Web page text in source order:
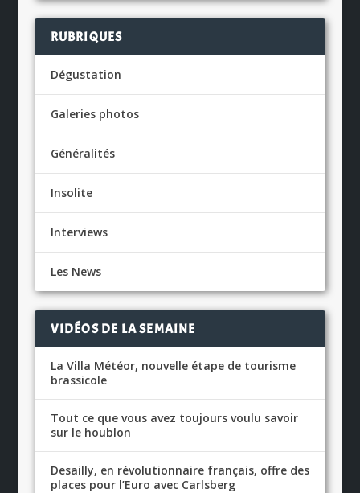
RUBRIQUES
Dégustation
Galeries photos
Généralités
Insolite
Interviews
Les News
VIDÉOS DE LA SEMAINE
La Villa Météor, nouvelle étape de tourisme
brassicole
Tout ce que vous avez toujours voulu savoir
sur le houblon
Desailly, en révolutionnaire français, offre des
places pour l’Euro avec Carlsberg